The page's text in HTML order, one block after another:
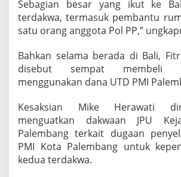
Sebagian besar yang ikut ke
terdakwa, termasuk pembantu
satu orang anggota Pol PP,”
Bahkan selama berada di Bali,
disebut sempat membeli
menggunakan dana UTD PMI
Kesaksian Mike Herawati
menguatkan dakwaan JPU
Palembang terkait dugaan
PMI Kota Palembang untuk
kedua terdakwa.